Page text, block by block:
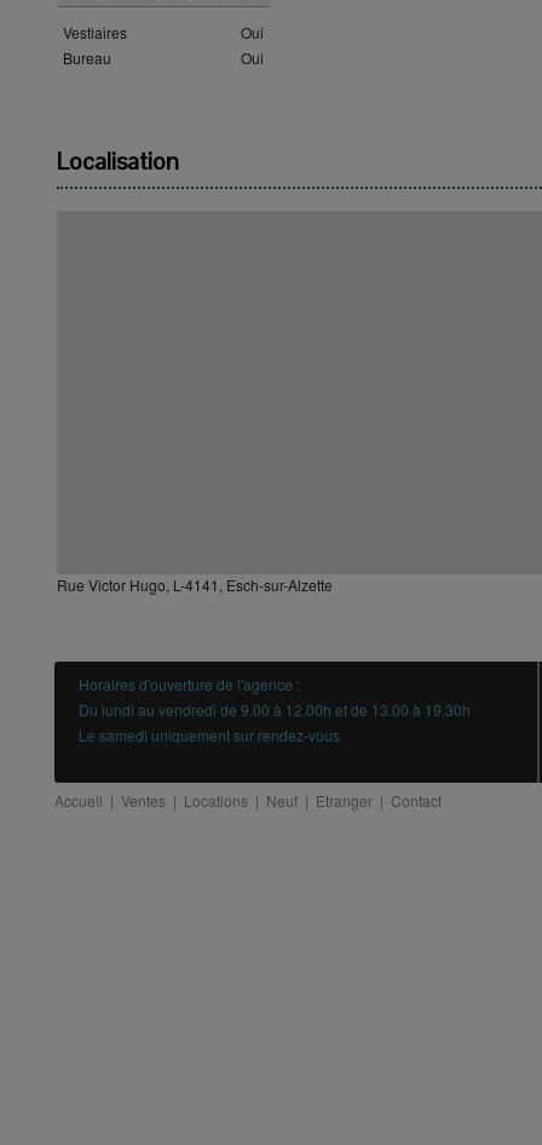
Vestiaires
Oui
Bureau
Oui
Localisation
Rue Victor Hugo, L-4141, Esch-sur-Alzette
Horaires d'ouverture de l'agence :
Du lundi au vendredi de 9.00 à 12.00h et de 13.00 à 19.30h
Le samedi uniquement sur rendez-vous
Accueil | Ventes | Locations | Neuf | Etranger | Contact